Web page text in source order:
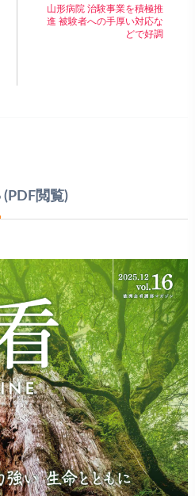
山形病院 治験事業を積極推
進 被験者への手厚い対応な
どで好調
(PDF閲覧)